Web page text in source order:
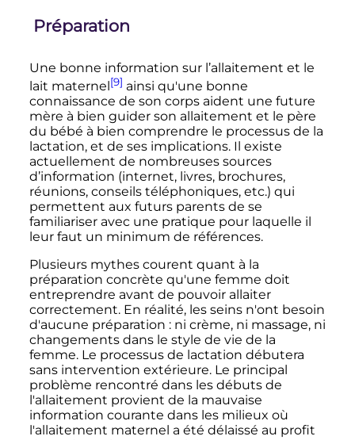
Préparation
Une bonne information sur l’allaitement et le
lait maternel [9] ainsi qu'une bonne
connaissance de son corps aident une future
mère à bien guider son allaitement et le père
du bébé à bien comprendre le processus de la
lactation, et de ses implications. Il existe
actuellement de nombreuses sources
d’information (internet, livres, brochures,
réunions, conseils téléphoniques, etc.) qui
permettent aux futurs parents de se
familiariser avec une pratique pour laquelle il
leur faut un minimum de références.
Plusieurs mythes courent quant à la
préparation concrète qu'une femme doit
entreprendre avant de pouvoir allaiter
correctement. En réalité, les seins n'ont besoin
d'aucune préparation : ni crème, ni massage, ni
changements dans le style de vie de la
femme. Le processus de lactation débutera
sans intervention extérieure. Le principal
problème rencontré dans les débuts de
l'allaitement provient de la mauvaise
information courante dans les milieux où
l'allaitement maternel a été délaissé au profit